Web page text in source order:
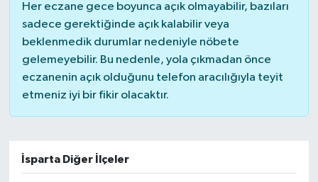
Her eczane gece boyunca açık olmayabilir, bazıları
sadece gerektiğinde açık kalabilir veya
beklenmedik durumlar nedeniyle nöbete
gelemeyebilir. Bu nedenle, yola çıkmadan önce
eczanenin açık olduğunu telefon aracılığıyla teyit
etmeniz iyi bir fikir olacaktır.
İsparta Diğer İlçeler
Kültür & Sanat
Teknoloji
Bilim
Genel
Bilim, Teknoloji